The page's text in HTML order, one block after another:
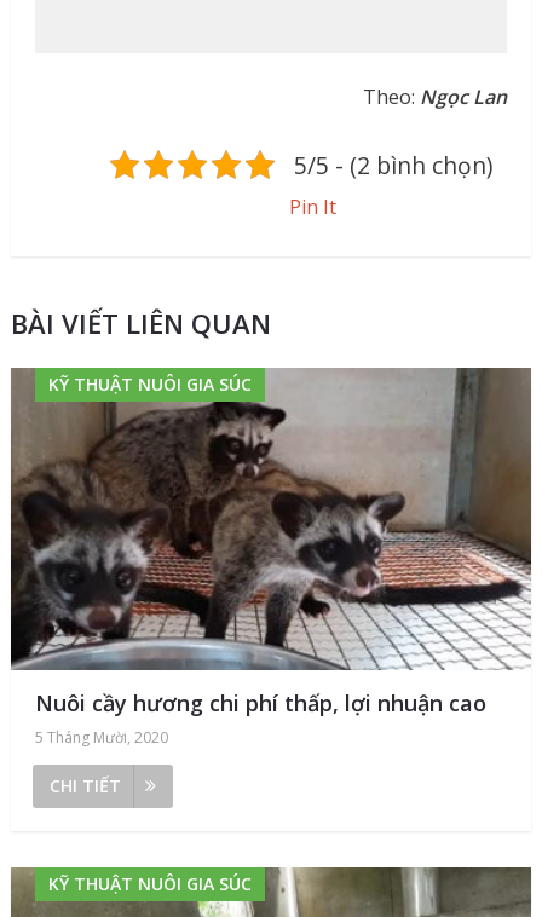
Theo: Ngọc Lan
5/5 - (2 bình chọn)
Pin It
BÀI VIẾT LIÊN QUAN
KỸ THUẬT NUÔI GIA SÚC
Nuôi cầy hương chi phí thấp, lợi nhuận cao
5 Tháng Mười, 2020
CHI TIẾT
KỸ THUẬT NUÔI GIA SÚC